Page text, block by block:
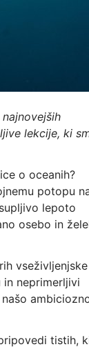
lekcije, ki
o oceanih?
potopu
lepoto
osebo in
vseživljenjske
neprimerljivi
tistih,